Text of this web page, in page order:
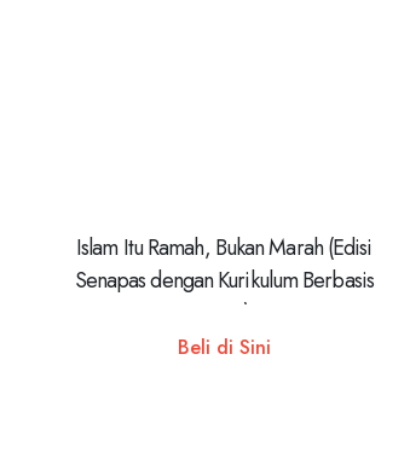
Islam Itu Ramah, Bukan Marah (Edisi
Senapas dengan Kurikulum Berbasis
Cinta)
Beli di Sini